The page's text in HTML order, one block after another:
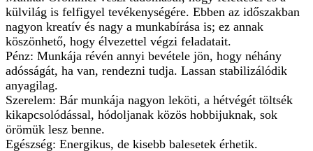
külvilág is felfigyel tevékenységére. Ebben az időszakban
nagyon kreatív és nagy a munkabírása is; ez annak
köszönhető, hogy élvezettel végzi feladatait.
Pénz: Munkája révén annyi bevétele jön, hogy néhány
adósságát, ha van, rendezni tudja. Lassan stabilizálódik
anyagilag.
Szerelem: Bár munkája nagyon leköti, a hétvégét töltsék
kikapcsolódással, hódoljanak közös hobbijuknak, sok
örömük lesz benne.
Egészség: Energikus, de kisebb balesetek érhetik.